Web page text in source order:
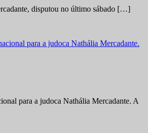
disputou no último sábado […]
para a judoca Nathália Mercadante. A